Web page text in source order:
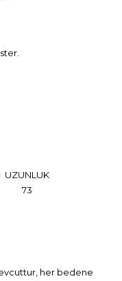
UZUNLUK
73
her bedene